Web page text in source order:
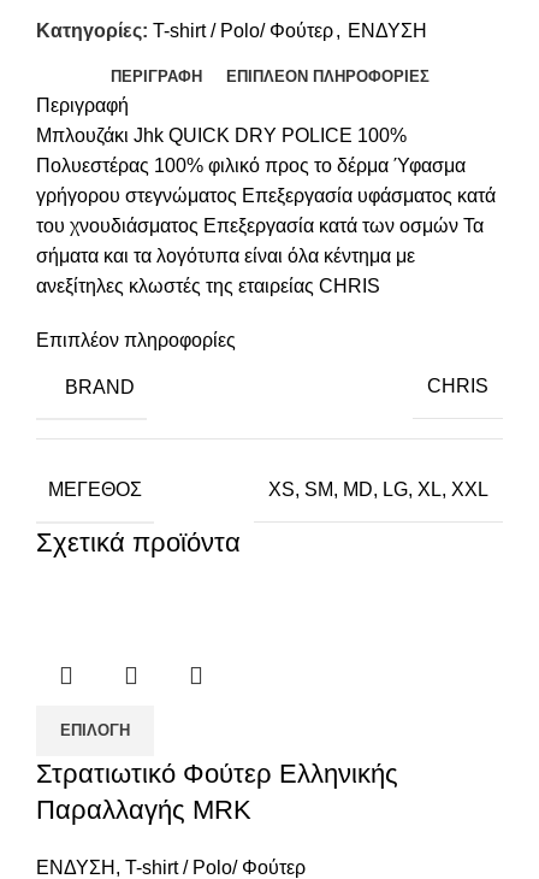
Κατηγορίες: T-shirt / Polo/ Φούτερ, ΕΝΔΥΣΗ
ΠΕΡΙΓΡΑΦΉ ΕΠΙΠΛΈΟΝ ΠΛΗΡΟΦΟΡΊΕΣ
Περιγραφή
Μπλουζάκι Jhk QUICK DRY POLICE 100%
Πολυεστέρας 100% φιλικό προς το δέρμα Ύφασμα
γρήγορου στεγνώματος Επεξεργασία υφάσματος κατά
του χνουδιάσματος Επεξεργασία κατά των οσμών Τα
σήματα και τα λογότυπα είναι όλα κέντημα με
ανεξίτηλες κλωστές της εταιρείας CHRIS
Επιπλέον πληροφορίες
BRAND CHRIS
ΜΈΓΕΘΟΣ XS, SM, MD, LG, XL, XXL
Σχετικά προϊόντα
ΕΠΙΛΟΓΉ
Στρατιωτικό Φούτερ Ελληνικής
Παραλλαγής MRK
ΕΝΔΥΣΗ , T-shirt / Polo/ Φούτερ